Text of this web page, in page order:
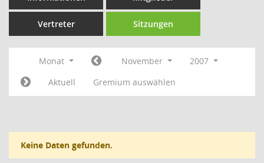
Vertreter Sitzungen
Monat November
2007
Aktuell
Gremium auswählen
Keine Daten gefunden.